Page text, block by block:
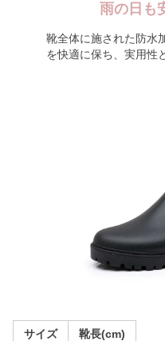
雨の日も
靴全体に施された防水
を快適に保ち、実用性
サイズ 靴長(cm)